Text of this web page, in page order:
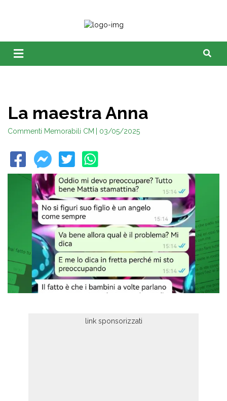
La maestra Anna
Commenti Memorabili CM | 03/05/2025